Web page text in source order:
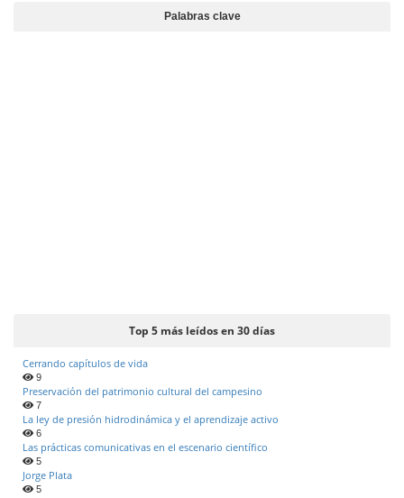
Palabras clave
Top 5 más leídos en 30 días
Cerrando capítulos de vida
9
Preservación del patrimonio cultural del campesino
7
La ley de presión hidrodinámica y el aprendizaje activo
6
Las prácticas comunicativas en el escenario científico
5
Jorge Plata
5